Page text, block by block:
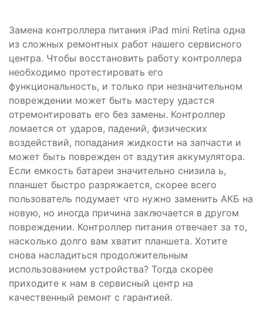
Замена контроллера питания iPad mini Retina одна
из сложных ремонтных работ нашего сервисного
центра. Чтобы восстановить работу контроллера
необходимо протестировать его
функциональность, и только при незначительном
повреждении может быть мастеру удастся
отремонтировать его без замены. Контроллер
ломается от ударов, падений, физических
воздействий, попадания жидкости на запчасти и
может быть поврежден от вздутия аккумулятора.
Если емкость батареи значительно снизила ь,
планшет быстро разряжается, скорее всего
пользователь подумает что нужно заменить АКБ на
новую, но иногда причина заключается в другом
повреждении. Контроллер питания отвечает за то,
насколько долго вам хватит планшета. Хотите
снова насладиться продолжительным
использованием устройства? Тогда скорее
приходите к нам в сервисный центр на
качественный ремонт с гарантией.